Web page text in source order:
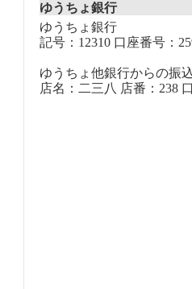
ゆうちょ銀行
ゆうちょ銀行
記号：12310 口座番号：
ゆうちょ他銀行からの振
店名：二三八 店番：238